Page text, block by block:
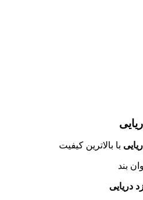
با بالاترین کیفیت
دریایی